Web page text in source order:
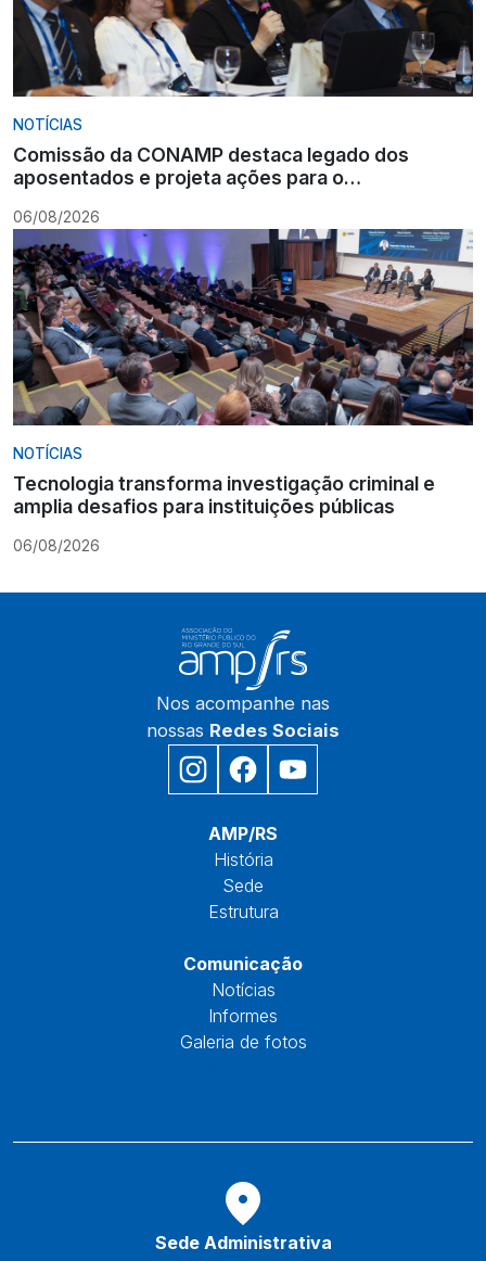
NOTÍCIAS
Comissão da CONAMP destaca legado dos
aposentados e projeta ações para o
06/08/2026
NOTÍCIAS
Tecnologia transforma investigação criminal e
amplia desafios para instituições públicas
06/08/2026
Nos acompanhe nas
nossas Redes Sociais
AMP/RS
História
Sede
Estrutura
Comunicação
Notícias
Informes
Galeria de fotos
Sede Administrativa